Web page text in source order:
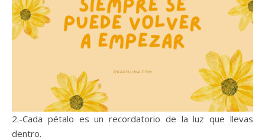
2.-Cada pétalo es un recordatorio de la luz que llevas
dentro.